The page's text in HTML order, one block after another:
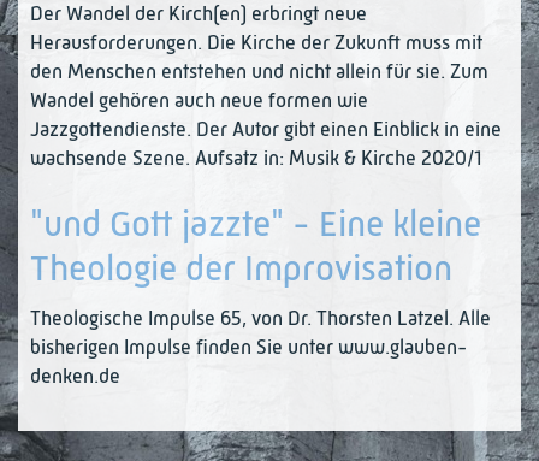
Der Wandel der Kirch(en) erbringt neue
Herausforderungen. Die Kirche der Zukunft muss mit
den Menschen entstehen und nicht allein für sie. Zum
Wandel gehören auch neue formen wie
Jazzgottendienste. Der Autor gibt einen Einblick in eine
wachsende Szene. Aufsatz in: Musik & Kirche 2020/1
"und Gott jazzte" - Eine kleine
Theologie der Improvisation
Theologische Impulse 65, von Dr. Thorsten Latzel. Alle
bisherigen Impulse finden Sie unter www.glauben-
denken.de